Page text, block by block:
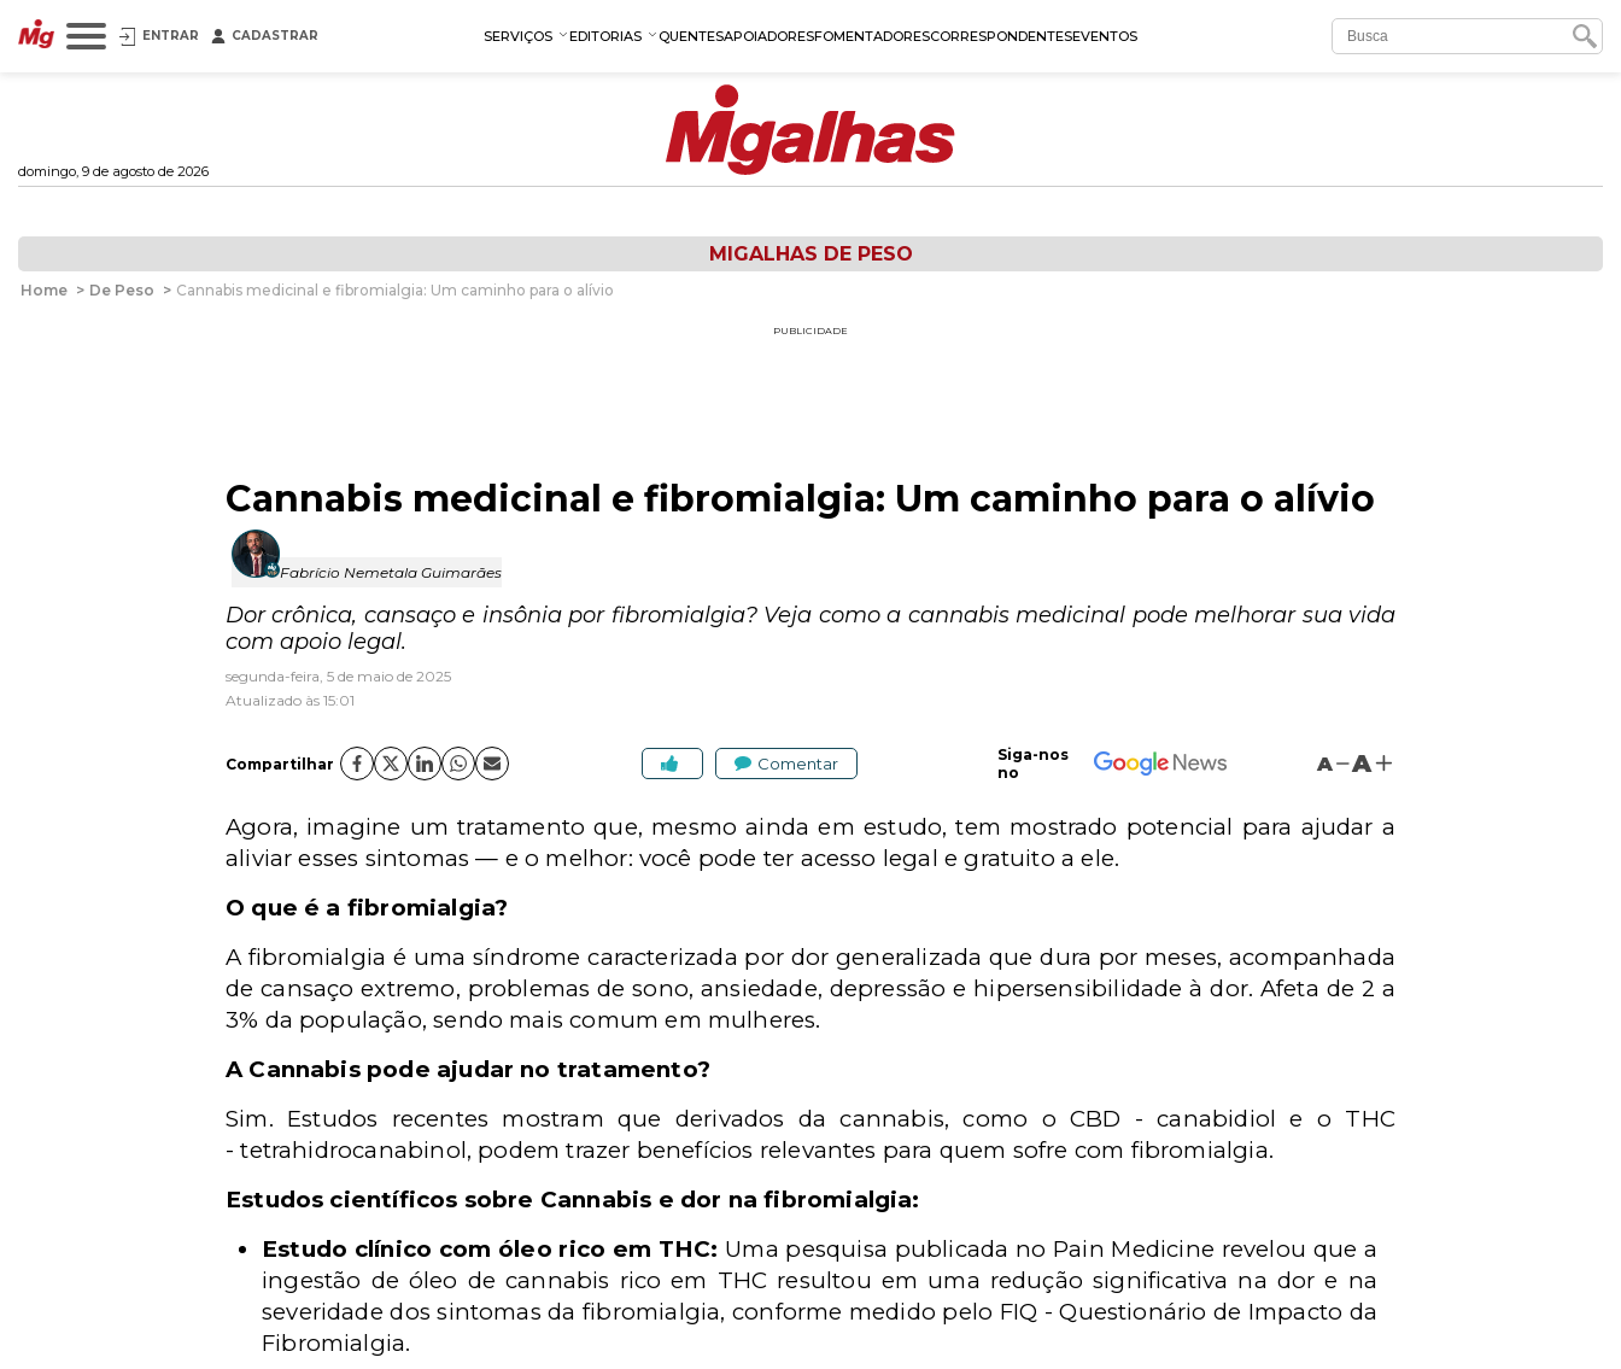
ENTRAR CADASTRAR SERVIÇOS EDITORIAS QUENTESAPOIADORESFOMENTADORESCORRESPONDENTESEVENTOS
domingo, 9 de agosto de 2026
MIGALHAS DE PESO
Home > De Peso > Cannabis medicinal e fibromialgia: Um caminho para o alívio
PUBLICIDADE
Cannabis medicinal e fibromialgia: Um caminho para o alívio
Fabrício Nemetala Guimarães
Dor crônica, cansaço e insônia por fibromialgia? Veja como a cannabis medicinal pode melhorar sua vida
com apoio legal.
segunda-feira, 5 de maio de 2025
Atualizado às 15:01
Compartilhar Comentar
Siga-nos
no
A A
Agora, imagine um tratamento que, mesmo ainda em estudo, tem mostrado potencial para ajudar a
aliviar esses sintomas — e o melhor: você pode ter acesso legal e gratuito a ele.
O que é a fibromialgia?
A fibromialgia é uma síndrome caracterizada por dor generalizada que dura por meses, acompanhada
de cansaço extremo, problemas de sono, ansiedade, depressão e hipersensibilidade à dor. Afeta de 2 a
3% da população, sendo mais comum em mulheres.
A Cannabis pode ajudar no tratamento?
Sim. Estudos recentes mostram que derivados da cannabis, como o CBD -canabidiol e o THC
-tetrahidrocanabinol, podem trazer benefícios relevantes para quem sofre com fibromialgia.
Estudos científicos sobre Cannabis e dor na fibromialgia:
Estudo clínico com óleo rico em THC: Uma pesquisa publicada no Pain Medicine revelou que a
ingestão de óleo de cannabis rico em THC resultou em uma redução significativa na dor e na
severidade dos sintomas da fibromialgia, conforme medido pelo FIQ -Questionário de Impacto da
Fibromialgia.